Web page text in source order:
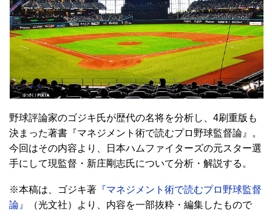
野球評論家のゴジキ氏が歴代の名将を分析し、4刷重版も
決まった著書『マネジメント術で読むプロ野球監督論』。
今回はその内容より、日本ハムファイターズの元スター選
手にして現監督・新庄剛志氏について分析・解説する。
※本稿は、ゴジキ著 『マネジメント術で読むプロ野球監督
論』
（光文社）より、内容を一部抜粋・編集したもので